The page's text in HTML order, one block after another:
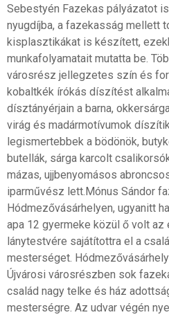
Sebestyén Fazekas pályázatot
nyugdíjba, a fazekasság mellett
kisplasztikákat is készített,
munkafolyamatait mutatta be.
városrész jellegzetes szín és
kobaltkék írókás díszítést
dísztányérjain a barna,
virág és madármotívumok
legismertebbek a bödönök,
butellák, sárga karcolt
mázas, ujjbenyomásos
iparművész lett.Mónus Sándor
Hódmezővásárhelyen, ugyanitt
apa 12 gyermeke közül ő volt
lánytestvére sajátítottra el a
mesterséget.
Újvárosi városrészben sok
család nagy telke és ház
mesterségre. Az udvar végén